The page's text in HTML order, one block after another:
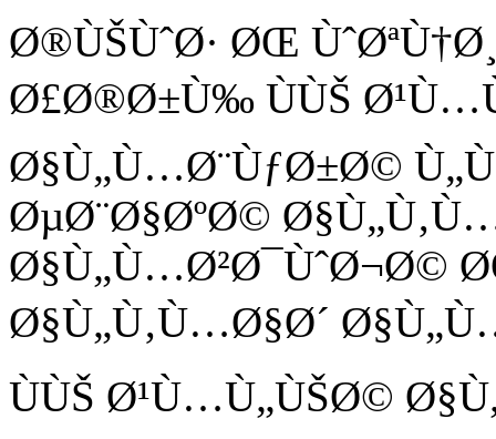
Ø®ÙŠÙˆØ· ØŒ
Ø£Ø®Ø±Ù‰ ÙÙŠ
Ø§Ù„Ù…Ø¨ÙƒØ±Ø©
ØµØ¨Ø§ØºØ©
Ø§Ù„Ù…Ø²Ø¯ÙˆØ¬Ø©
Ø§Ù„Ù‚Ù…Ø§Ø´
ÙÙŠ Ø¹Ù…Ù„ÙŠØ©